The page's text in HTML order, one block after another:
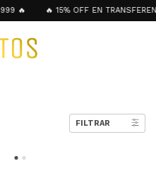
🔥 15% OFF EN TRANSFERENCIA -
FILTRAR